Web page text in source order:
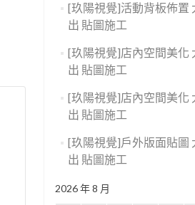
[玖陽視覺]活動背板佈置
出 貼圖施工
[玖陽視覺]店內空間美化
出 貼圖施工
[玖陽視覺]店內空間美化
出 貼圖施工
[玖陽視覺]戶外版面貼圖
出 貼圖施工
2026 年 8 月